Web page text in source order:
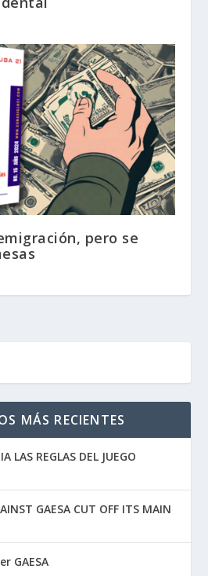
pero se
MÁS RECIENTES
LAS REGLAS DEL JUEGO
GAESA CUT OFF ITS MAIN
GAESA